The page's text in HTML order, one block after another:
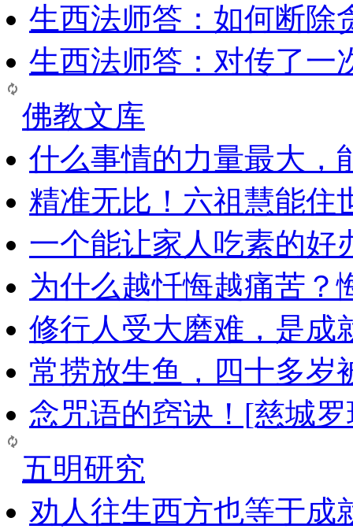
生西法师答：如何断除
生西法师答：对传了一
佛教文库
什么事情的力量最大，
精准无比！六祖慧能住
一个能让家人吃素的好
为什么越忏悔越痛苦？
修行人受大磨难，是成
常捞放生鱼，四十多岁
念咒语的窍诀！[慈城
五明研究
劝人往生西方也等于成